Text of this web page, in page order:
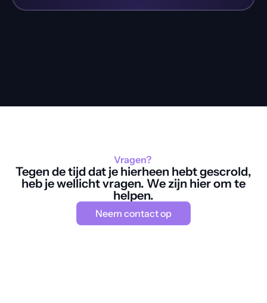
Vragen?
Tegen de tijd dat je hierheen hebt gescrold,
heb je wellicht vragen. We zijn hier om te
helpen.
Neem contact op